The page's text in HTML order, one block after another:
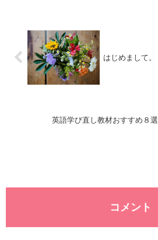
はじめまして。
英語学び直し教材おすすめ８選
コメント